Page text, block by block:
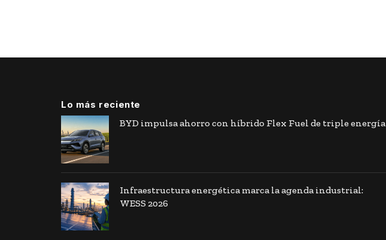
Lo más reciente
BYD impulsa ahorro con híbrido Flex Fuel de triple energía
Infraestructura energética marca la agenda industrial:
WESS 2026